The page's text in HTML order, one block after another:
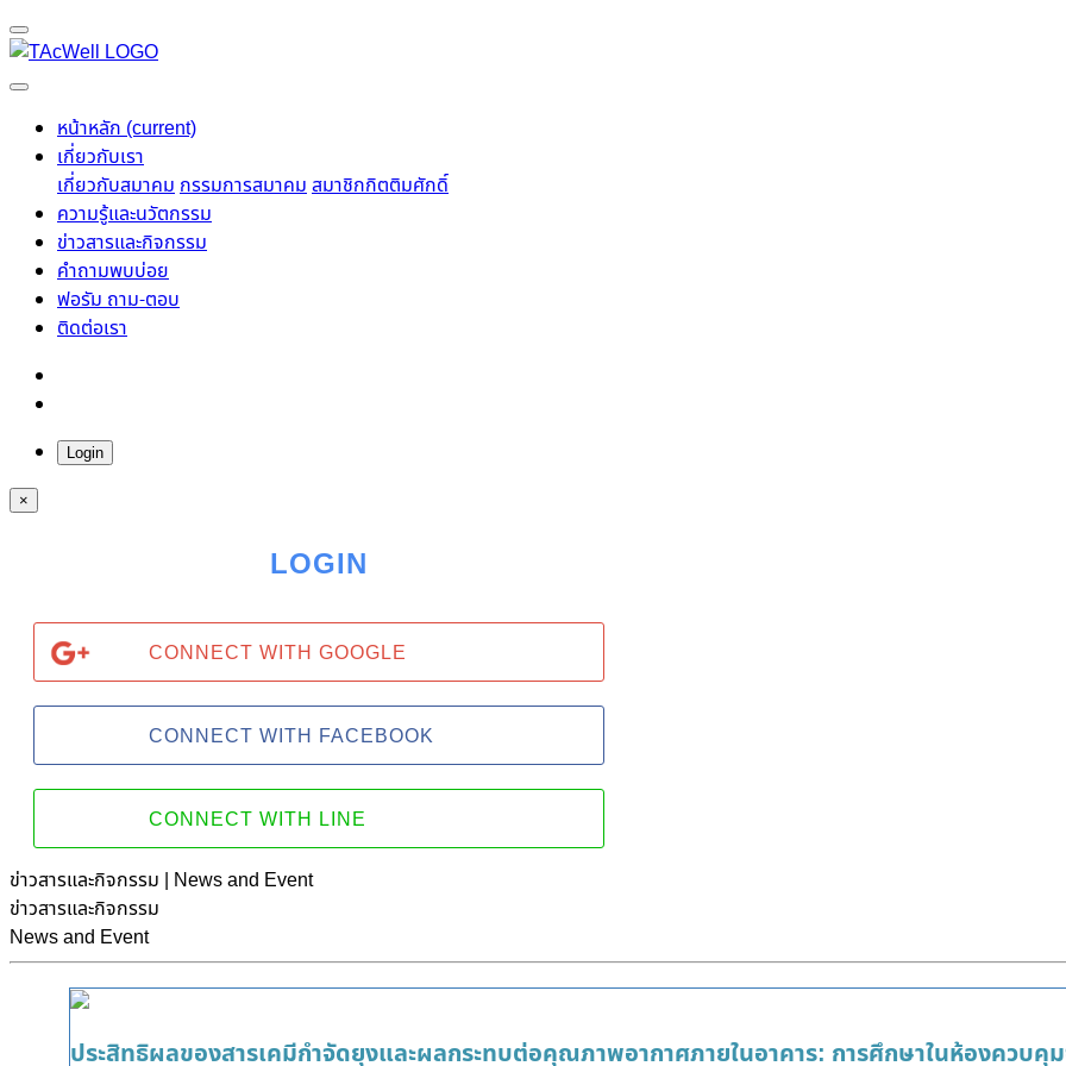
หน้าหลัก(current)
เกี่ยวกับเรา
เกี่ยวกับสมาคมกรรมการสมาคมสมาชิกกิตติมศักดิ์
ความรู้และนวัตกรรม
ข่าวสารและกิจกรรม
คำถามพบบ่อย
ฟอรัม ถาม-ตอบ
ติดต่อเรา
Login
×
LOGIN
CONNECT WITH GOOGLE
CONNECT WITH FACEBOOK
CONNECT WITH LINE
ข่าวสารและกิจกรรม | News and Event
ข่าวสารและกิจกรรม
News and Event
ประสิทธิผลของสารเคมีกำจัดยุงและผลกระทบต่อคุณภาพอากาศภายในอาคาร: การศึกษาในห้องควบคุ